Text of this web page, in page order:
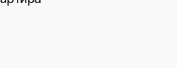
37.31м2 в ЖК Суворовский, №060